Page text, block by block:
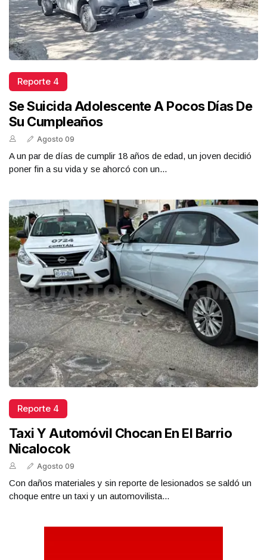
Reporte 4
Se Suicida Adolescente A Pocos Días De
Su Cumpleaños
Agosto 09
A un par de días de cumplir 18 años de edad, un joven decidió
poner fin a su vida y se ahorcó con un...
Reporte 4
Taxi Y Automóvil Chocan En El Barrio
Nicalocok
Agosto 09
Con daños materiales y sin reporte de lesionados se saldó un
choque entre un taxi y un automovilista...